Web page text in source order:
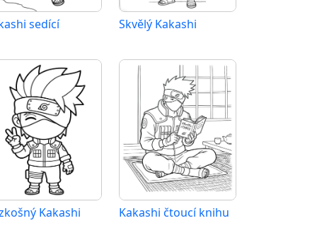
sedící Skvělý Kakashi
Kakashi Kakashi čtoucí knihu